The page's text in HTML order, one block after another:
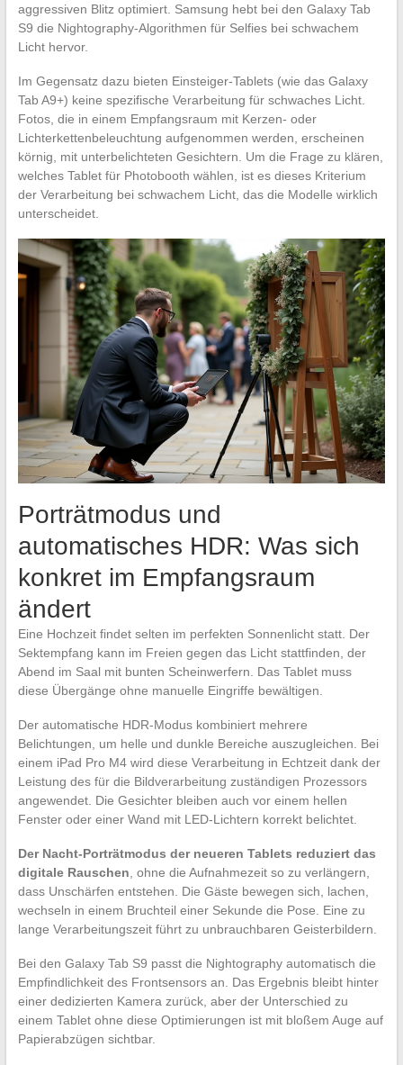
aggressiven Blitz optimiert. Samsung hebt bei den Galaxy Tab
S9 die Nightography-Algorithmen für Selfies bei schwachem
Licht hervor.
Im Gegensatz dazu bieten Einsteiger-Tablets (wie das Galaxy
Tab A9+) keine spezifische Verarbeitung für schwaches Licht.
Fotos, die in einem Empfangsraum mit Kerzen- oder
Lichterkettenbeleuchtung aufgenommen werden, erscheinen
körnig, mit unterbelichteten Gesichtern. Um die Frage zu klären,
welches Tablet für Photobooth wählen, ist es dieses Kriterium
der Verarbeitung bei schwachem Licht, das die Modelle wirklich
unterscheidet.
Porträtmodus und
automatisches HDR: Was sich
konkret im Empfangsraum
ändert
Eine Hochzeit findet selten im perfekten Sonnenlicht statt. Der
Sektempfang kann im Freien gegen das Licht stattfinden, der
Abend im Saal mit bunten Scheinwerfern. Das Tablet muss
diese Übergänge ohne manuelle Eingriffe bewältigen.
Der automatische HDR-Modus kombiniert mehrere
Belichtungen, um helle und dunkle Bereiche auszugleichen. Bei
einem iPad Pro M4 wird diese Verarbeitung in Echtzeit dank der
Leistung des für die Bildverarbeitung zuständigen Prozessors
angewendet. Die Gesichter bleiben auch vor einem hellen
Fenster oder einer Wand mit LED-Lichtern korrekt belichtet.
Der Nacht-Porträtmodus der neueren Tablets reduziert das
digitale Rauschen , ohne die Aufnahmezeit so zu verlängern,
dass Unschärfen entstehen. Die Gäste bewegen sich, lachen,
wechseln in einem Bruchteil einer Sekunde die Pose. Eine zu
lange Verarbeitungszeit führt zu unbrauchbaren Geisterbildern.
Bei den Galaxy Tab S9 passt die Nightography automatisch die
Empfindlichkeit des Frontsensors an. Das Ergebnis bleibt hinter
einer dedizierten Kamera zurück, aber der Unterschied zu
einem Tablet ohne diese Optimierungen ist mit bloßem Auge auf
Papierabzügen sichtbar.